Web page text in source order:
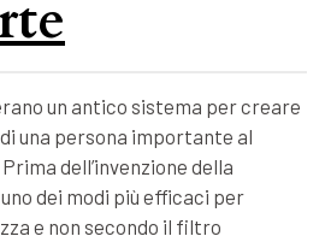
un antico sistema per creare
una persona importante al
dell’invenzione della
dei modi più efficaci per
e non secondo il filtro